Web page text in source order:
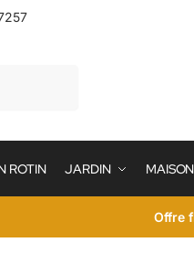
ROTIN JARDIN MAISON
Offre